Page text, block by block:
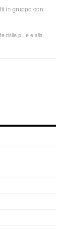
in gruppo con
dalle p...e e alla